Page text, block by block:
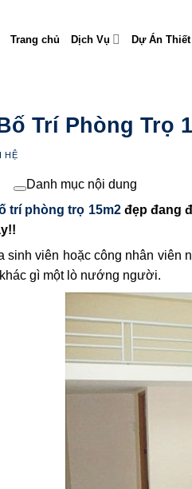
Trang chủ Dịch Vụ Dự Án Thiết
Trí Phòng Trọ
HỆ
Danh mục nội dung
trí phòng trọ 15m2đẹp đang
sinh viên hoặc công nhân
gì một lò nướng người.